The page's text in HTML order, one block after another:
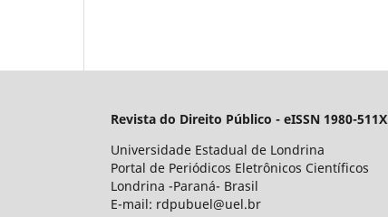
Revista do Direito Público - eISSN 1980-511X
Universidade Estadual de Londrina
Portal de Periódicos Eletrônicos Científicos
Londrina -Paraná- Brasil
E-mail: rdpubuel@uel.br